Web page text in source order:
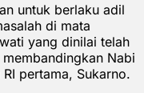
untuk berlaku adil
di mata
yang dinilai telah
Nabi
pertama, Sukarno.